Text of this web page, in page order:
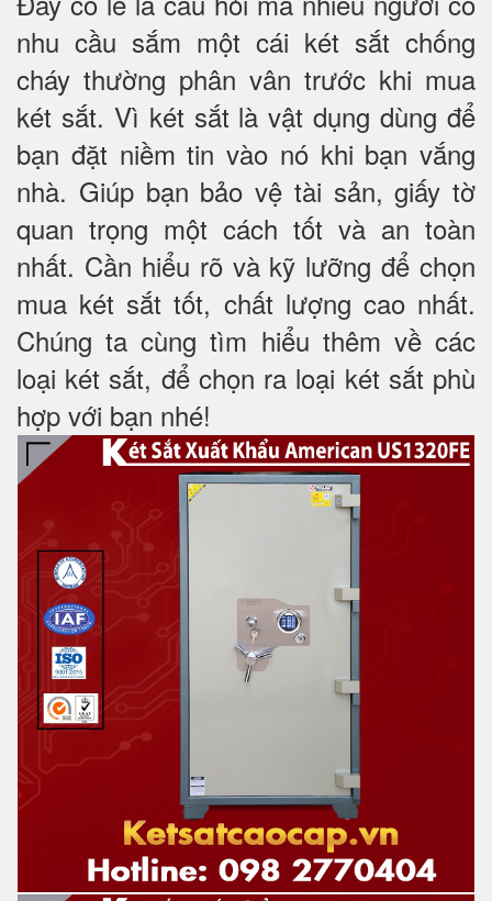
nhu cầu sắm một cái két sắt chống
cháy thường phân vân trước khi mua
két sắt. Vì két sắt là vật dụng dùng để
bạn đặt niềm tin vào nó khi bạn vắng
nhà. Giúp bạn bảo vệ tài sản, giấy tờ
quan trọng một cách tốt và an toàn
nhất. Cần hiểu rõ và kỹ lưỡng để chọn
mua két sắt tốt, chất lượng cao nhất.
Chúng ta cùng tìm hiểu thêm về các
loại két sắt, để chọn ra loại két sắt phù
hợp với bạn nhé!